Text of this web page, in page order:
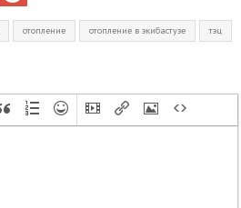
отопление отопление в экибастузе тэц